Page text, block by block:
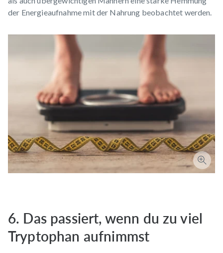
der Energieaufnahme mit der Nahrung beobachtet werden.
6. Das passiert, wenn du zu viel
Tryptophan aufnimmst